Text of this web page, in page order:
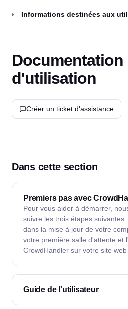
Informations destinées aux
Documentation
d'utilisation
Créer un ticket d'assistance
Dans cette section
Premiers pas avec
Pour vous aider à démarrer,
suivre les trois étapes
dans la mise à jour de votre
votre première salle d'attente et
CrowdHandler sur votre site web
Guide de l'utilisateur